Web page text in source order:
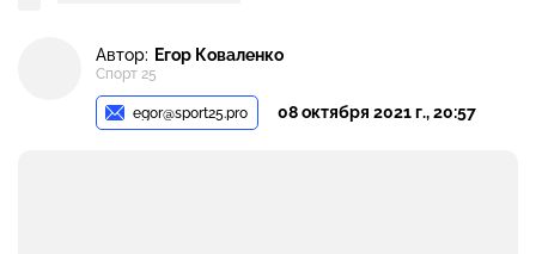
Автор: Егор Коваленко
Спорт 25
egor@sport25.pro 08 октября 2021 г., 20:57